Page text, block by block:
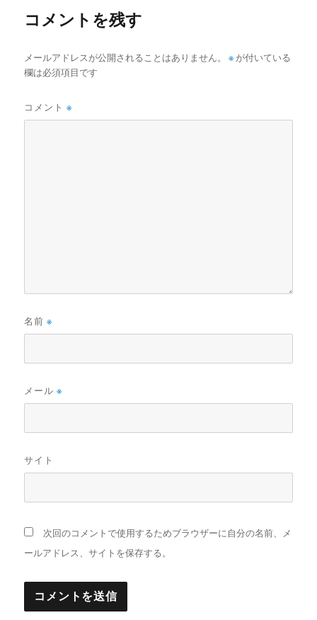
コメントを残す
メールアドレスが公開されることはありません。 ※ が付いている
欄は必須項目です
コメント※
名前※
メール※
サイト
次回のコメントで使用するためブラウザーに自分の名前、メ
ールアドレス、サイトを保存する。